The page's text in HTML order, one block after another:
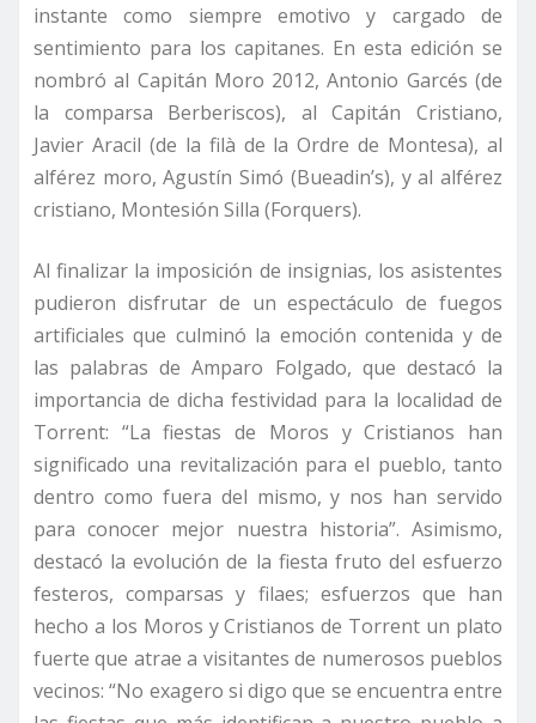
instante como siempre emotivo y cargado de
sentimiento para los capitanes. En esta edición se
nombró al Capitán Moro 2012, Antonio Garcés (de
la comparsa Berberiscos), al Capitán Cristiano,
Javier Aracil (de la filà de la Ordre de Montesa), al
alférez moro, Agustín Simó (Bueadin’s), y al alférez
cristiano, Montesión Silla (Forquers).
Al finalizar la imposición de insignias, los asistentes
pudieron disfrutar de un espectáculo de fuegos
artificiales que culminó la emoción contenida y de
las palabras de Amparo Folgado, que destacó la
importancia de dicha festividad para la localidad de
Torrent: “La fiestas de Moros y Cristianos han
significado una revitalización para el pueblo, tanto
dentro como fuera del mismo, y nos han servido
para conocer mejor nuestra historia”. Asimismo,
destacó la evolución de la fiesta fruto del esfuerzo
festeros, comparsas y filaes; esfuerzos que han
hecho a los Moros y Cristianos de Torrent un plato
fuerte que atrae a visitantes de numerosos pueblos
vecinos: “No exagero si digo que se encuentra entre